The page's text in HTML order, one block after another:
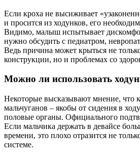
Если кроха не высиживает
и просится из ходунков, его
Видимо, малыш испытывает
нужно обсудить с педиатром,
Ведь причина может крыться не
конструкции, но и проблемах со
Можно ли использовать
Некоторые высказывают мнение, что
мальчуганов – якобы от сидения в
половые органы. Официального
Если мальчика держать в девайсе
времени, это плохо отразится не
системе.